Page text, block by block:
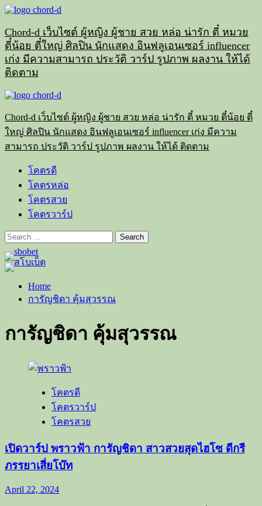
Skip
content
Chord-d เว็บไซต์ ผู้หญิง ผู้ชาย สวย หล่อ น่ารัก ตี๋ หมวย
ตี๋น้อย ตี๋ใหญ่ ศิลปิน นักแสดง อินฟลูเอนเซอร์ influencer
เก่ง มีความสามารถ ประวัติ วาร์ป รูปภาพ ผลงาน ให้ได้
ติดตาม
Primary
Chord-d เว็บไซต์ ผู้หญิง ผู้ชาย สวย หล่อ น่ารัก ตี๋ หมวย ตี๋น้อย ตี๋
ใหญ่ ศิลปิน นักแสดง อินฟลูเอนเซอร์ influencer เก่ง มีความ
สามารถ ประวัติ วาร์ป รูปภาพ ผลงาน ให้ได้ ติดตาม
โคตรดี
โคตรหล่อ
โคตรสวย
โคตรวาร์ป
Search
for:
Home
การัญชิดา คุ้มสุวรรณ
การัญชิดา คุ้มสุวรรณ
โคตรดี
โคตรวาร์ป
โคตรสวย
เปิดวาร์ป พราวฟ้า การัญชิดา สาวสวยสุดไฮโซ ดีกรี
ภรรยาเสี่ยโบ๊ท
April 22, 2024